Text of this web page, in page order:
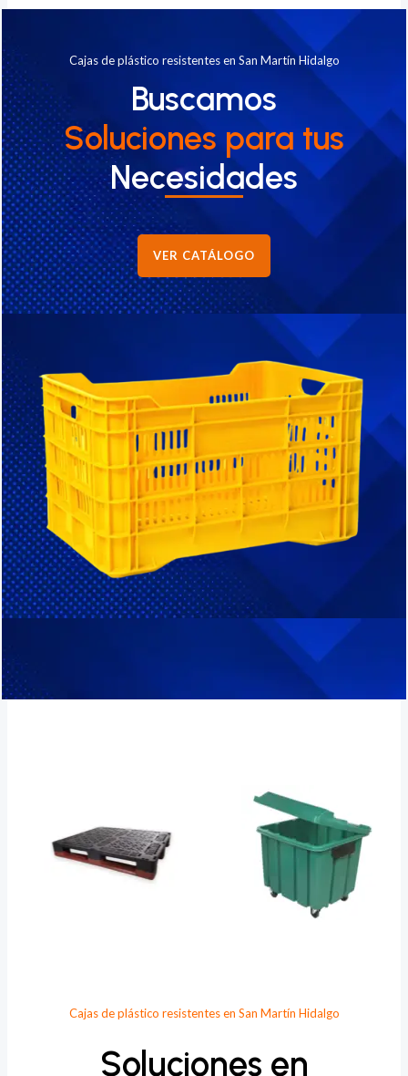
Cajas de plástico resistentes en San Martín Hidalgo
Buscamos
Soluciones para tus
Necesidades
VER CATÁLOGO
Cajas de plástico resistentes en San Martín Hidalgo
Soluciones en